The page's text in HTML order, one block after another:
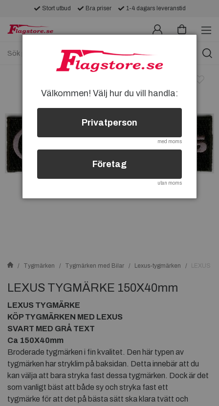
Stort utbud Bra priser 1-4 dagars leveranstid
Tygmärken Tygmärken med Bilar Lexus-tygmärken LEXUS
LEXUS TYGMÄRKE 150X40mm
LEXUS TYGMÄRKE
KÖP TYGMÄRKEN MED LEXUS
SVART MED GRÅ TEXT
Ca 150X40mm
Broderade tygmärken i fin kvalitet. Den här typen av
tygmärken har stryklim på baksidan. Detta innebär att du
kan välja att bara stryka fast dessa tygmärken. Dock är det
som vanligt bäst att både sy och stryka fast ett
tygmärke för att det på bästa sätt ska klara tvätt och
Välkommen! Välj hur du vill handla:
Privatperson
med moms
Företag
utan moms